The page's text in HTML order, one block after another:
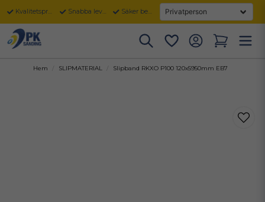
Kvalitetsprodukter Snabba leveranser Säker betalning
Hem SLIPMATERIAL Slipband RKXO P100 120x5950mm EB7